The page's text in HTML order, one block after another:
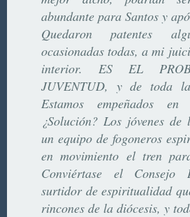
abundante para Santos y
Quedaron patentes
ocasionadas todas, a mi
interior. ES EL
JUVENTUD, y de toda
Estamos empeñados
¿Solución? Los jóvenes de
un equipo de fogoneros
en movimiento el tren
Conviértase el Consejo
surtidor de espiritualidad
rincones de la diócesis, y